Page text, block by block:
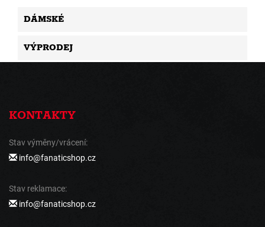
DÁMSKÉ
VÝPRODEJ
KONTAKTY
Stav výměny/vrácení:
info@fanaticshop.cz
Stav reklamace:
info@fanaticshop.cz